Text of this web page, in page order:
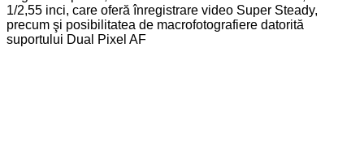
1/2,55 inci, care oferă înregistrare video Super Steady,
precum şi posibilitatea de macrofotografiere datorită
suportului Dual Pixel AF